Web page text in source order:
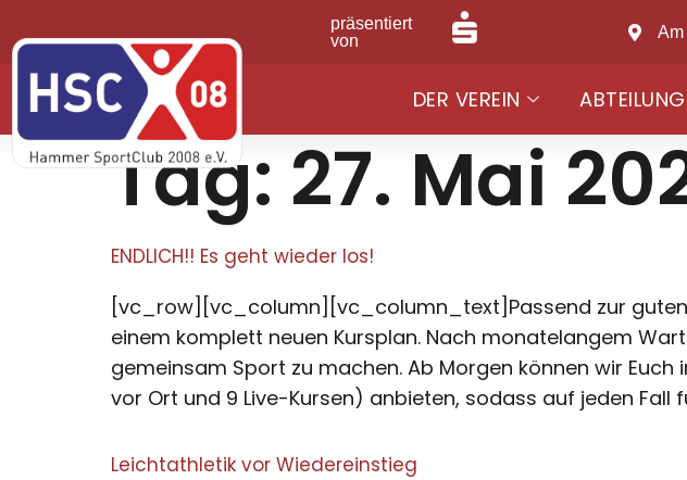
präsentiert
von
DER VEREIN
Tag: 27. Mai
ENDLICH!! Es geht wieder los!
[vc_row][vc_column][vc_column_text]Passend zur
einem komplett neuen Kursplan. Nach monatelangem
gemeinsam Sport zu machen. Ab Morgen können wir
vor Ort und 9 Live-Kursen) anbieten, sodass auf jeden Fall
Leichtathletik vor Wiedereinstieg